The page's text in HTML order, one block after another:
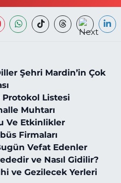
Şehri Mardin’in Çok
Listesi
Muhtarı
Ve Etkinlikler
Firmaları
Vefat Edenler
ve Nasıl Gidilir?
ve Gezilecek Yerleri